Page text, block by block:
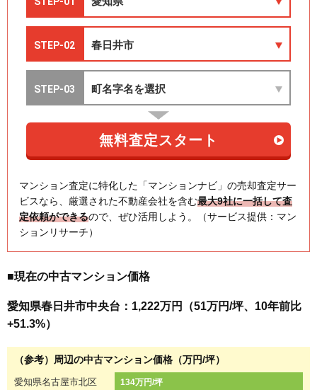
マンション査定に特化した「マンションナビ」の売却査定サー
ビスなら、厳選された不動産会社を含む最大9社に一括して査
定依頼ができるので、ぜひ活用しよう。（サービス提供：マン
ションリサーチ）
■現在の中古マンション価格
愛知県春日井市中央台：1,222万円（51万円/坪、10年前比
+51.3%）
（参考）周辺の中古マンション価格（万円/坪）
愛知県名古屋市北区 134万円/坪